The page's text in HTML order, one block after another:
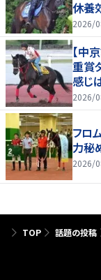
休養
2026/
【中
重賞
感じ
2026/
フロ
力秘
2026/
TOP 話題の投稿